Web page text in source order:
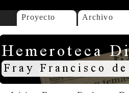
Proyecto Archivo